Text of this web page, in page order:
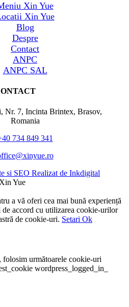
Xin Yue
Xin Yue
Blog
Despre
Contact
ANPC
ANPC SAL
Nr. 7, Incinta Brintex, Brasov,
Romania
734 849 341
si SEO Realizat de Inkdigital
Yue
a vă oferi cea mai bună experiență
de accord cu utilizarea cookie-urilor
de cookie-uri. Setari Ok
folosim următoarele cookie-uri
wordpress_logged_in_